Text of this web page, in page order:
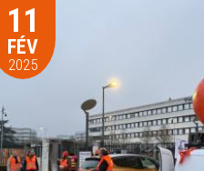
11
FÉV
2025